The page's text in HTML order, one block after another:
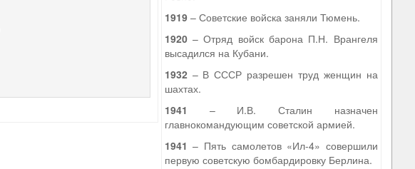
1919– Советские войска заняли Тюмень.
1920– Отряд войск барона П.Н. Врангеля
высадился на Кубани.
1932– В СССР разрешен труд женщин на
шахтах.
1941 – И.В. Сталин назначен
главнокомандующим советской армией.
1941 – Пять самолетов «Ил-4» совершили
первую советскую бомбардировку Берлина.